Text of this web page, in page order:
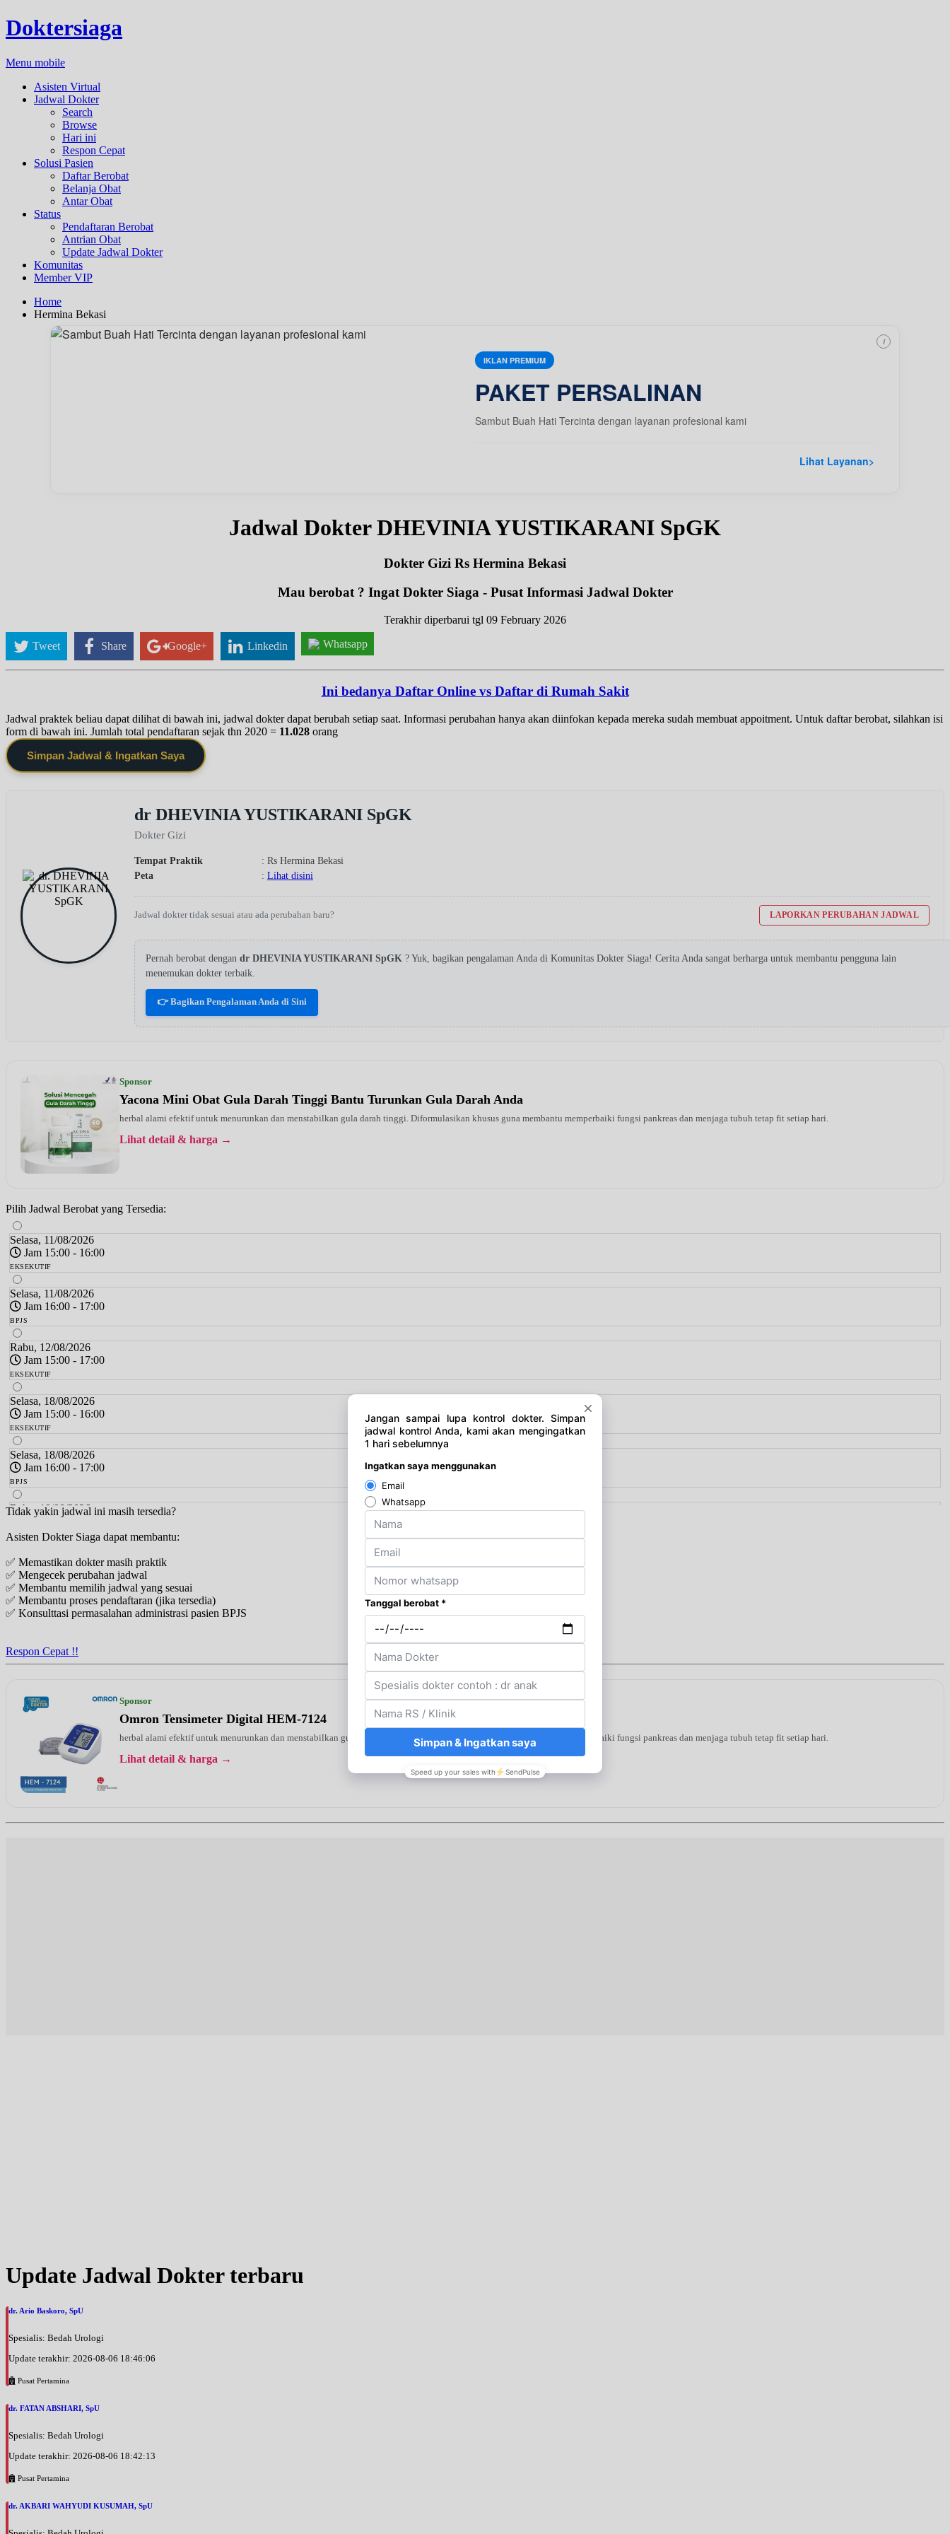
Doktersiaga
Menu mobile
Asisten Virtual
Jadwal Dokter
Search
Browse
Hari ini
Respon Cepat
Solusi Pasien
Daftar Berobat
Belanja Obat
Antar Obat
Status
Pendaftaran Berobat
Antrian Obat
Update Jadwal Dokter
Komunitas
Member VIP
Home
Hermina Bekasi
IKLAN PREMIUM
PAKET PERSALINAN
Sambut Buah Hati Tercinta dengan layanan profesional kami
Lihat Layanan>
i
Jadwal Dokter DHEVINIA YUSTIKARANI SpGK
Dokter Gizi Rs Hermina Bekasi
Mau berobat ? Ingat Dokter Siaga - Pusat Informasi Jadwal Dokter
Terakhir diperbarui tgl 09 February 2026
Tweet Share Google+ Linkedin Whatsapp
Ini bedanya Daftar Online vs Daftar di Rumah Sakit
Jadwal praktek beliau dapat dilihat di bawah ini, jadwal dokter dapat berubah setiap saat. Informasi perubahan hanya akan diinfokan kepada mereka sudah membuat appoitment. Untuk daftar berobat, silahkan isi
form di bawah ini. Jumlah total pendaftaran sejak thn 2020 = 11.028 orang
Simpan Jadwal & Ingatkan Saya
dr DHEVINIA YUSTIKARANI SpGK
Dokter Gizi
Tempat Praktik
: Rs Hermina Bekasi
Peta
: Lihat disini
Jadwal dokter tidak sesuai atau ada perubahan baru? LAPORKAN PERUBAHAN JADWAL
Pernah berobat dengan dr DHEVINIA YUSTIKARANI SpGK ? Yuk, bagikan pengalaman Anda di Komunitas Dokter Siaga! Cerita Anda sangat berharga untuk membantu pengguna lain
menemukan dokter terbaik.
👉 Bagikan Pengalaman Anda di Sini
Sponsor
Yacona Mini Obat Gula Darah Tinggi Bantu Turunkan Gula Darah Anda
herbal alami efektif untuk menurunkan dan menstabilkan gula darah tinggi. Diformulasikan khusus guna membantu memperbaiki fungsi pankreas dan menjaga tubuh tetap fit setiap hari.
Lihat detail & harga →
Pilih Jadwal Berobat yang Tersedia:
Selasa, 11/08/2026
Jam 15:00 - 16:00
EKSEKUTIF
Selasa, 11/08/2026
Jam 16:00 - 17:00
BPJS
Rabu, 12/08/2026
Jam 15:00 - 17:00
EKSEKUTIF
Selasa, 18/08/2026
Jam 15:00 - 16:00
EKSEKUTIF
Selasa, 18/08/2026
Jam 16:00 - 17:00
BPJS
Rabu, 19/08/2026
Jam 15:00 - 17:00
EKSEKUTIF
Selasa, 25/08/2026
Jam 15:00 - 16:00
EKSEKUTIF
Selasa, 25/08/2026
EKSEKUTIF
Selasa, 01/09/2026
Jam 15:00 - 16:00
EKSEKUTIF
Selasa, 01/09/2026
Jam 16:00 - 17:00
Tidak yakin jadwal ini masih tersedia?
Asisten Dokter Siaga dapat membantu:
✅ Memastikan dokter masih praktik
✅ Mengecek perubahan jadwal
✅ Membantu memilih jadwal yang sesuai
✅ Membantu proses pendaftaran (jika tersedia)
✅ Konsulttasi permasalahan administrasi pasien BPJS
Respon Cepat !!
Sponsor
Omron Tensimeter Digital HEM-7124
herbal alami efektif untuk menurunkan dan menstabilkan gula darah tinggi. Diformulasikan khusus guna membantu memperbaiki fungsi pankreas dan menjaga tubuh tetap fit setiap hari.
Lihat detail & harga →
Update Jadwal Dokter terbaru
dr. Ario Baskoro, SpU
Spesialis: Bedah Urologi
Update terakhir: 2026-08-06 18:46:06
Pusat Pertamina
dr. FATAN ABSHARI, SpU
Spesialis: Bedah Urologi
Update terakhir: 2026-08-06 18:42:13
Pusat Pertamina
dr. AKBARI WAHYUDI KUSUMAH, SpU